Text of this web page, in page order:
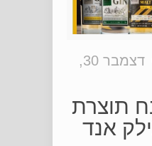
דצמבר 30,
תוצרת
אנד